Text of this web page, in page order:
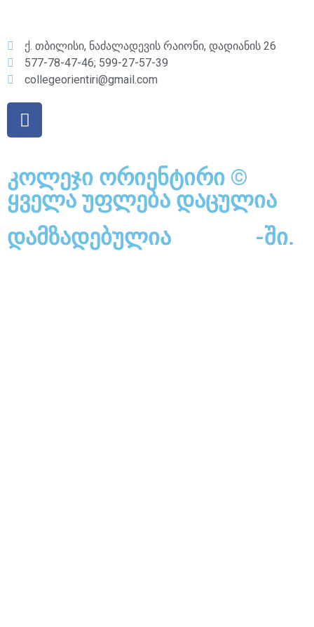
ქ. თბილისი, ნაძალადევის რაიონი, დადიანის 26
577-78-47-46; 599-27-57-39
collegeorientiri@gmail.com
კოლეჯი ორიენტირი ©
ყველა უფლება დაცულია
დამზადებულია
-ში.